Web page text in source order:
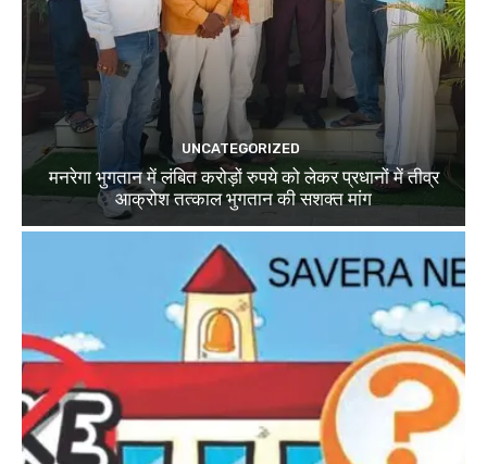
UNCATEGORIZED
मनरेगा भुगतान में लंबित करोड़ों रुपये को लेकर प्रधानों में तीव्र
आक्रोश तत्काल भुगतान की सशक्त मांग